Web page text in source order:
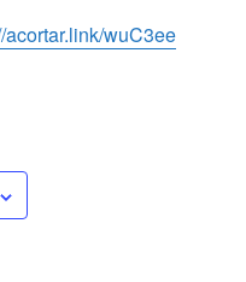
acortar.link/wuC3ee